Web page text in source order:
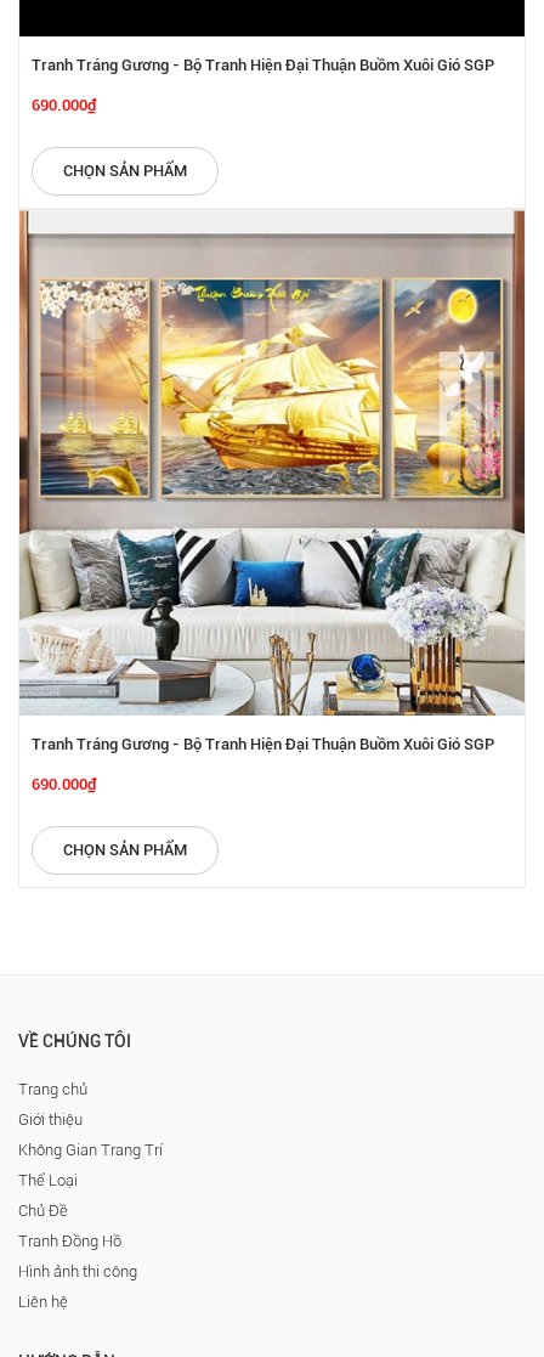
Tranh Tráng Gương - Bộ Tranh Hiện Đại Thuận Buồm Xuôi Gió SGP
1872231
690.000₫
CHỌN SẢN PHẨM
Tranh Tráng Gương - Bộ Tranh Hiện Đại Thuận Buồm Xuôi Gió SGP
1872226
690.000₫
CHỌN SẢN PHẨM
VỀ CHÚNG TÔI
Trang chủ
Giới thiệu
Không Gian Trang Trí
Thể Loại
Chủ Đề
Tranh Đồng Hồ
Hình ảnh thi công
Liên hệ